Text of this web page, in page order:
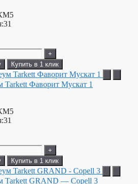
31
+
Купить в 1 клик
Tarkett Фаворит Мускат 1
31
+
Купить в 1 клик
Tarkett GRAND — Copell 3